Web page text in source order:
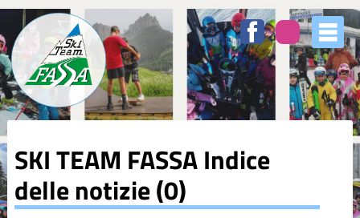
SKI TEAM FASSAIndice
delle notizie (0)
degli
argomenti
delle
notizie:
5XMILLE
Azzurri
Club